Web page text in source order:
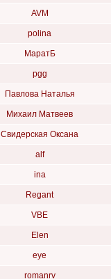
AVM
polina
МаратБ
pgg
Павлова Наталья
Михаил Матвеев
Свидерская Оксана
alf
ina
Regant
VBE
Elen
eye
romanrv